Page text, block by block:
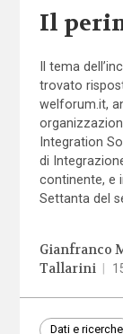
Il
Il tema
trovato
welforum.it,
Integration
di
continente, e
Settanta del
Gianfranco
Tallarini
Dati e ricerche